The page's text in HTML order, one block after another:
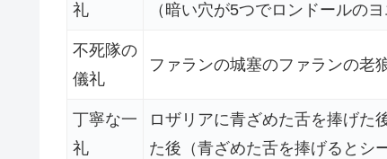
礼
（暗い穴が5つでロンドールの
不死隊の
儀礼
ファランの城塞のファランの老
丁寧な一
礼
ロザリアに青ざめた舌を捧げた
た後（青ざめた舌を捧げるとシ